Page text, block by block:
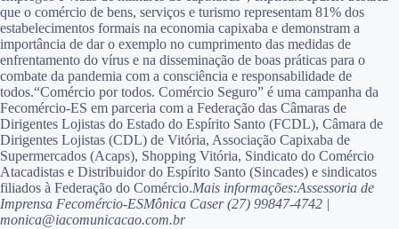
que o comércio de bens, serviços e turismo representam 81% dos
estabelecimentos formais na economia capixaba e demonstram a
importância de dar o exemplo no cumprimento das medidas de
enfrentamento do vírus e na disseminação de boas práticas para o
combate da pandemia com a consciência e responsabilidade de
todos.“Comércio por todos. Comércio Seguro” é uma campanha da
Fecomércio-ES em parceria com a Federação das Câmaras de
Dirigentes Lojistas do Estado do Espírito Santo (FCDL), Câmara de
Dirigentes Lojistas (CDL) de Vitória, Associação Capixaba de
Supermercados (Acaps), Shopping Vitória, Sindicato do Comércio
Atacadistas e Distribuidor do Espírito Santo (Sincades) e sindicatos
filiados à Federação do Comércio.Mais informações:Assessoria de
Imprensa Fecomércio-ESMônica Caser (27) 99847-4742 |
monica@iacomunicacao.com.br